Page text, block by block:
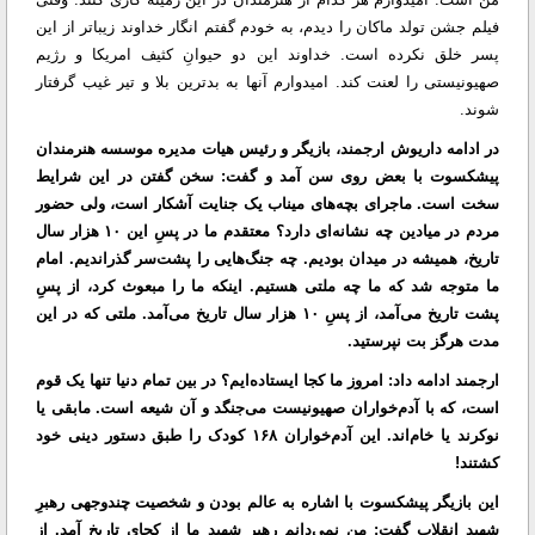
فیلم جشن تولد ماکان را دیدم، به خودم گفتم انگار خداوند زیباتر از این
پسر خلق نکرده است. خداوند این دو حیوانِ کثیف امریکا و رژیم
صهیونیستی را لعنت کند. امیدوارم آنها به بدترین بلا و تیر غیب گرفتار
شوند.
در ادامه داریوش ارجمند، بازیگر و رئیس هیات مدیره موسسه هنرمندان
پیشکسوت با بعض روی سن آمد و گفت: سخن گفتن در این شرایط
سخت است. ماجرای بچه‌های میناب یک جنایت آشکار است، ولی حضور
مردم در میادین چه نشانه‌ای دارد؟ معتقدم ما در پسِ این ۱۰ هزار سال
تاریخ، همیشه در میدان بودیم. چه جنگ‌هایی را پشت‌سر گذراندیم. امام
ما متوجه شد که ما چه ملتی هستیم. اینکه ما را مبعوث کرد، از پسِ
پشت تاریخ می‌آمد، از پسِ ۱۰ هزار سال تاریخ می‌آمد. ملتی که در این
مدت هرگز بت نپرستید.
ارجمند ادامه داد: امروز ما کجا ایستاده‌ایم؟ در بین تمام دنیا تنها یک قوم
است، که با آدم‌خواران صهیونیست می‌جنگد و آن شیعه است. مابقی یا
نوکرند یا خام‌اند. این آدم‌خواران ۱۶۸ کودک را طبق دستور دینی خود
کشتند!
این بازیگر پیشکسوت با اشاره به عالم بودن و شخصیت چندوجهی رهبرِ
شهید انقلاب گفت: من نمی‌دانم رهبرِ شهیدِ ما از کجای تاریخ آمد. از